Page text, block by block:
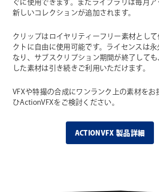
ぐに使用できます。またライブラリは毎月ア
新しいコレクションが追加されます。
クリップはロイヤリティーフリー素材とし
クトに自由に使用可能です。ライセンスは
なり、サブスクリプション期間が終了して
した素材は引き続きご利用いただけます。
VFXや特撮の合成にワンランク上の素材を
ひActionVFXをご検討ください。
ACTIONVFX 製品詳細